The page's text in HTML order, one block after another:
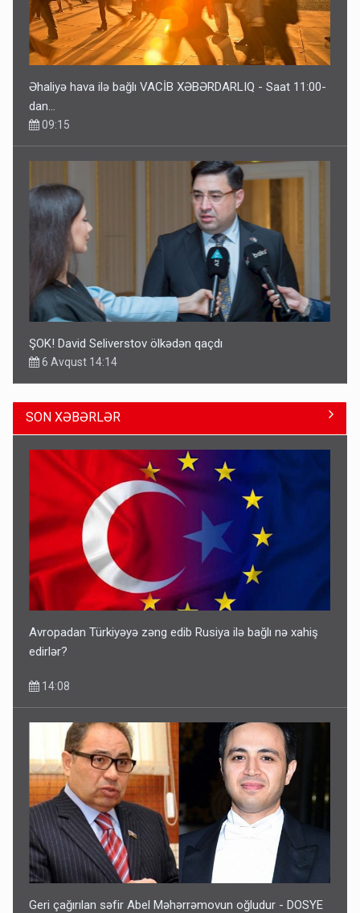
Əhaliyə hava ilə bağlı VACİB XƏBƏRDARLIQ - Saat 11:00-
dan…
09:15
ŞOK! David Seliverstov ölkədən qaçdı
6 Avqust 14:14
Geri çağırılan səfir Abel Məhərrəmovun oğludur - DOSYE
14:07
Media və Yayım Şurasına əlavə hüquq və vəzifələr verilib
13:24
SON XƏBƏRLƏR
Avropadan Türkiyəyə zəng edib Rusiya ilə bağlı nə xahiş
edirlər?
14:08
Geri çağırılan səfir Abel Məhərrəmovun oğludur - DOSYE